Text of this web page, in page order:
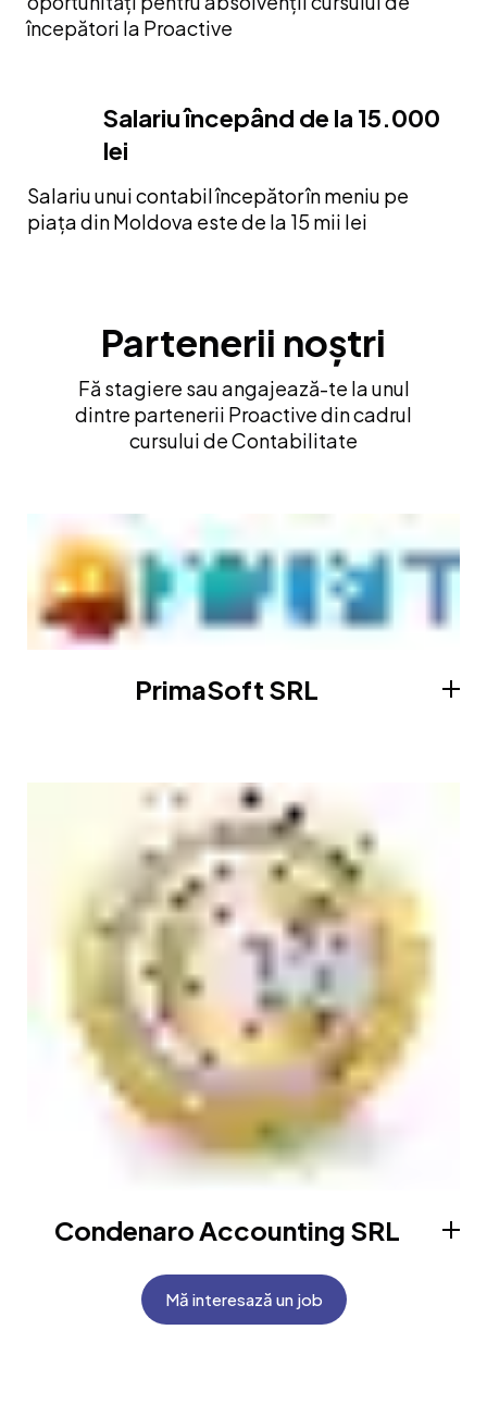
începători la Proactive
Salariu începând de la 15.000
lei
Salariu unui contabil începător în meniu pe
piața din Moldova este de la 15 mii lei
Partenerii noștri
Fă stagiere sau angajează-te la unul
dintre partenerii Proactive din cadrul
cursului de Contabilitate
PrimaSoft SRL
Condenaro Accounting SRL
Mă interesază un job